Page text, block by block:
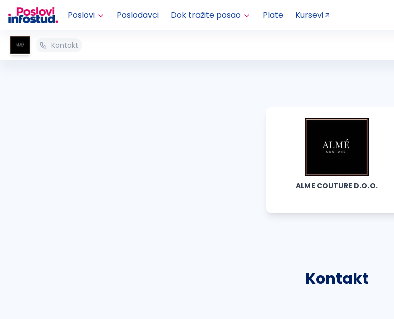
Poslovi Poslodavci Dok tražite posao Plate Kursevi
Kontakt
ALME COUTURE D.O.O.
Kontakt